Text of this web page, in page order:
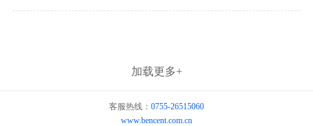
加载更多+
客服热线： 0755-26515060
www.bencent.com.cn